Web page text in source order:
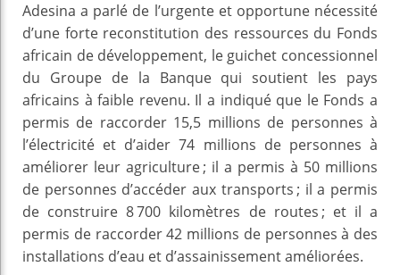
Adesina a parlé de l’urgente et opportune nécessité
d’une forte reconstitution des ressources du Fonds
africain de développement, le guichet concessionnel
du Groupe de la Banque qui soutient les pays
africains à faible revenu. Il a indiqué que le Fonds a
permis de raccorder 15,5 millions de personnes à
l’électricité et d’aider 74 millions de personnes à
améliorer leur agriculture ; il a permis à 50 millions
de personnes d’accéder aux transports ; il a permis
de construire 8 700 kilomètres de routes ; et il a
permis de raccorder 42 millions de personnes à des
installations d’eau et d’assainissement améliorées.